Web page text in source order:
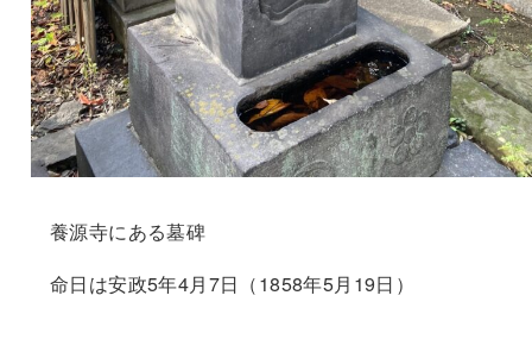
養源寺にある墓碑
命日は安政5年4月7日（1858年5月19日）